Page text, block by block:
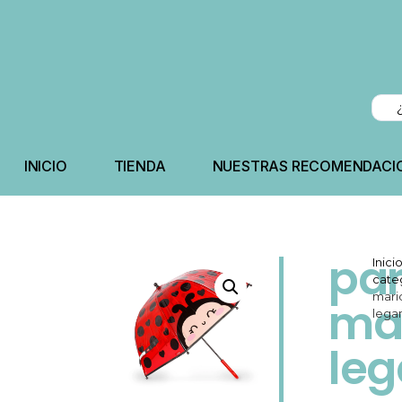
INICIO TIENDA NUESTRAS
Inicio